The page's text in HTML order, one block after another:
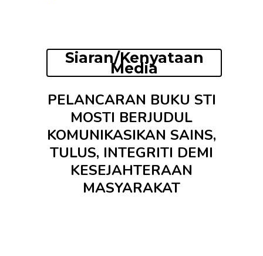
Siaran/Kenyataan
Media
PELANCARAN BUKU STI
MOSTI BERJUDUL
KOMUNIKASIKAN SAINS,
TULUS, INTEGRITI DEMI
KESEJAHTERAAN
MASYARAKAT